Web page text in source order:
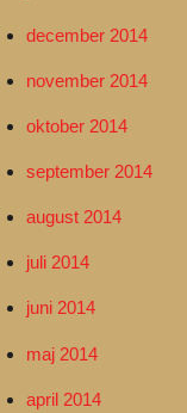
december 2014
november 2014
oktober 2014
september 2014
august 2014
juli 2014
juni 2014
maj 2014
april 2014